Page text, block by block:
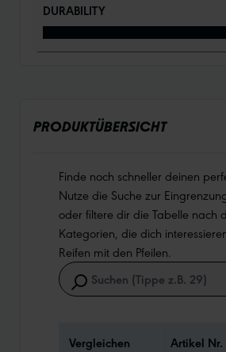
DURABILITY
PRODUKTÜBERSICHT
Finde noch schneller deinen
Nutze die Suche zur
oder filtere dir die Tabelle nach
Kategorien, die dich
Reifen mit den Pfeilen.
Vergleichen Artikel Nr.